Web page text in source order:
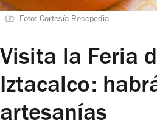
Foto: Cortesía Recepedia
Visita la Feria
Iztacalco:
artesanías